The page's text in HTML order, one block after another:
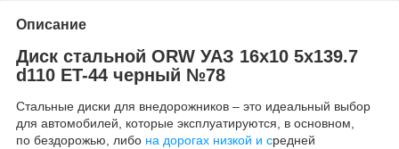
Описание
Диск стальной ORW УАЗ 16x10 5x139.7
d110 ET-44 черный №78
Стальные диски для внедорожников – это идеальный выбор
для автомобилей, которые эксплуатируются, в основном,
по бездорожью, либо на дорогах низкой и средней